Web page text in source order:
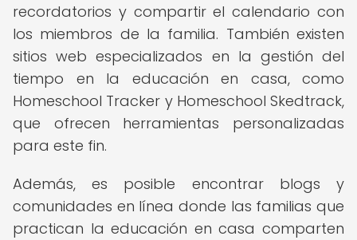
recordatorios y compartir el calendario con
los miembros de la familia. También existen
sitios web especializados en la gestión del
tiempo en la educación en casa, como
Homeschool Tracker y Homeschool Skedtrack,
que ofrecen herramientas personalizadas
para este fin.
Además, es posible encontrar blogs y
comunidades en línea donde las familias que
practican la educación en casa comparten